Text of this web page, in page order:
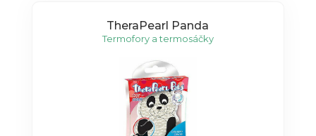
TheraPearl Panda
Termofory a termosáčky